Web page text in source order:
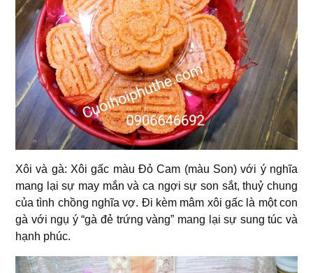
Xôi và gà: Xôi gấc màu Đỏ Cam (màu Son) với ý nghĩa
mang lại sự may mắn và ca ngợi sự son sắt, thuỷ chung
của tình chồng nghĩa vợ. Đi kèm mâm xôi gấc là một con
gà với ngụ ý “gà đẻ trứng vàng” mang lại sự sung túc và
hạnh phúc.